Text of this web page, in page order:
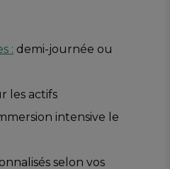
: demi-journée ou
les actifs
intensive le
selon vos